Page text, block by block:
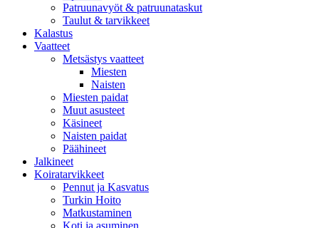
Patruunavyöt & patruunataskut
Taulut & tarvikkeet
Kalastus
Vaatteet
Metsästys vaatteet
Miesten
Naisten
Miesten paidat
Muut asusteet
Käsineet
Naisten paidat
Päähineet
Jalkineet
Koiratarvikkeet
Pennut ja Kasvatus
Turkin Hoito
Matkustaminen
Koti ja asuminen